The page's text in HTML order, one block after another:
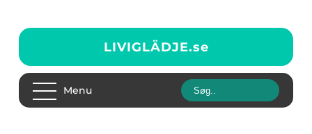
LIVIGLÄDJE.se
Menu